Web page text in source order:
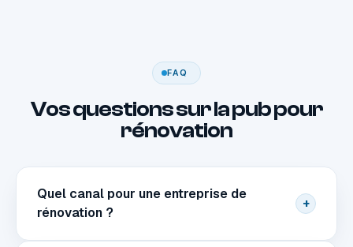
FAQ
Vos questions sur la pub pour
rénovation
Quel canal pour une entreprise de
rénovation ?
+